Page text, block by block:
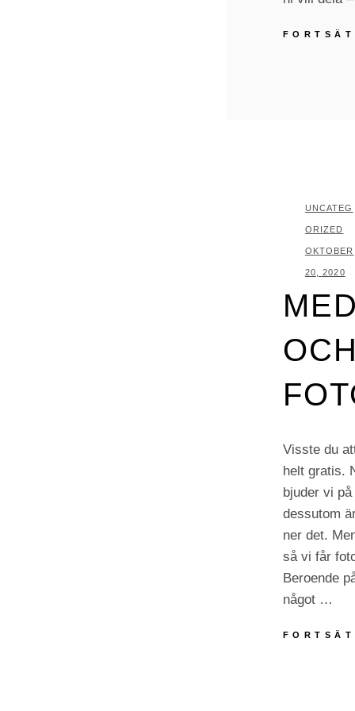
UNCATEG
ORIZED
OKTOBER
20, 2020
Visste du
helt gratis.
bjuder vi
dessutom
ner det.
så vi får
Beroende
något …